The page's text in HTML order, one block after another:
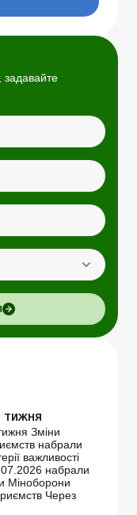
задавайте
тижня
Зміни
набрали
важливості
набрали
Міноборони
Через